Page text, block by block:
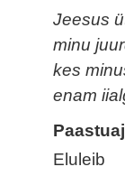
Jeesus
minu
kes
enam
Eluleib